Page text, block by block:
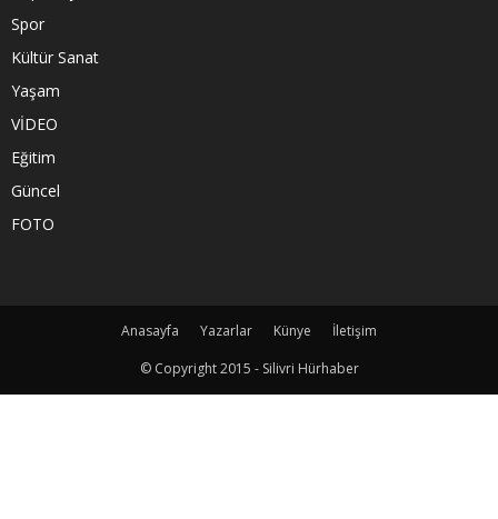
Spor
Kültür Sanat
Yaşam
VİDEO
Eğitim
Güncel
FOTO
Anasayfa Yazarlar Künye
İletişim
© Copyright 2015 - Silivri Hürhaber